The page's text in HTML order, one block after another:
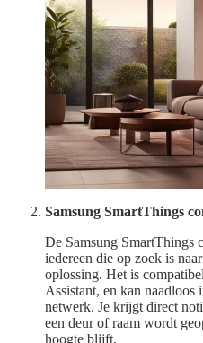
Samsung SmartThings
De Samsung SmartThings
iedereen die op zoek is
oplossing. Het is
Assistant, en kan naadloos
netwerk. Je krijgt direct
een deur of raam wordt
hoogte blijft.